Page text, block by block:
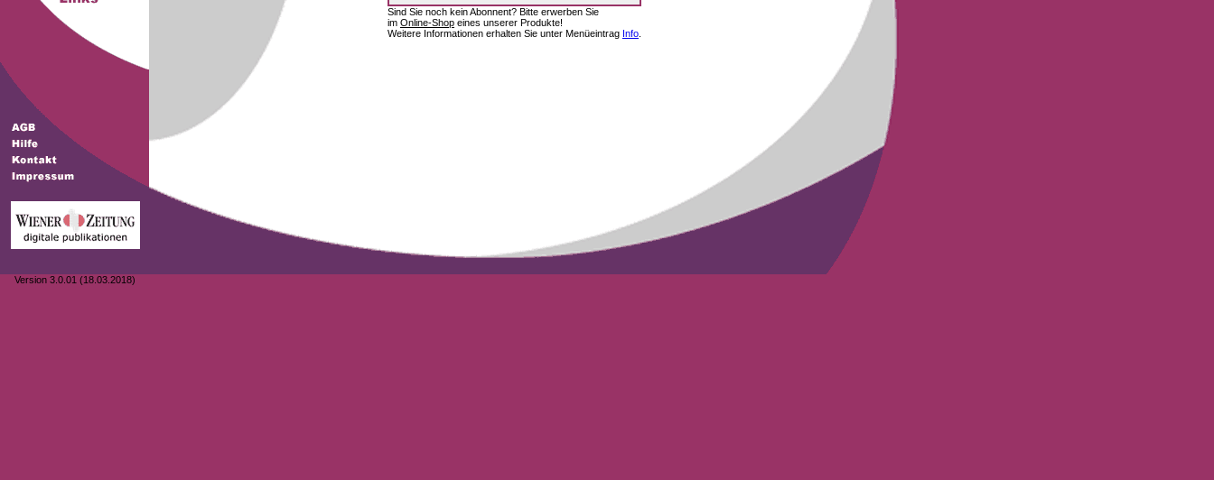
Version 3.0.01 (18.03.2018)
Sind Sie noch kein Abonnent? Bitte erwerben Sie
im Online-Shop eines unserer Produkte!
Weitere Informationen erhalten Sie unter Menüeintrag Info